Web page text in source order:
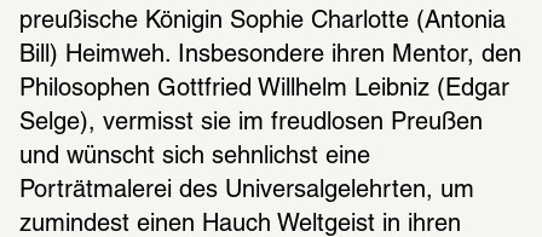
preußische Königin Sophie Charlotte (Antonia
Bill) Heimweh. Insbesondere ihren Mentor, den
Philosophen Gottfried Willhelm Leibniz (Edgar
Selge), vermisst sie im freudlosen Preußen
und wünscht sich sehnlichst eine
Porträtmalerei des Universalgelehrten, um
zumindest einen Hauch Weltgeist in ihren